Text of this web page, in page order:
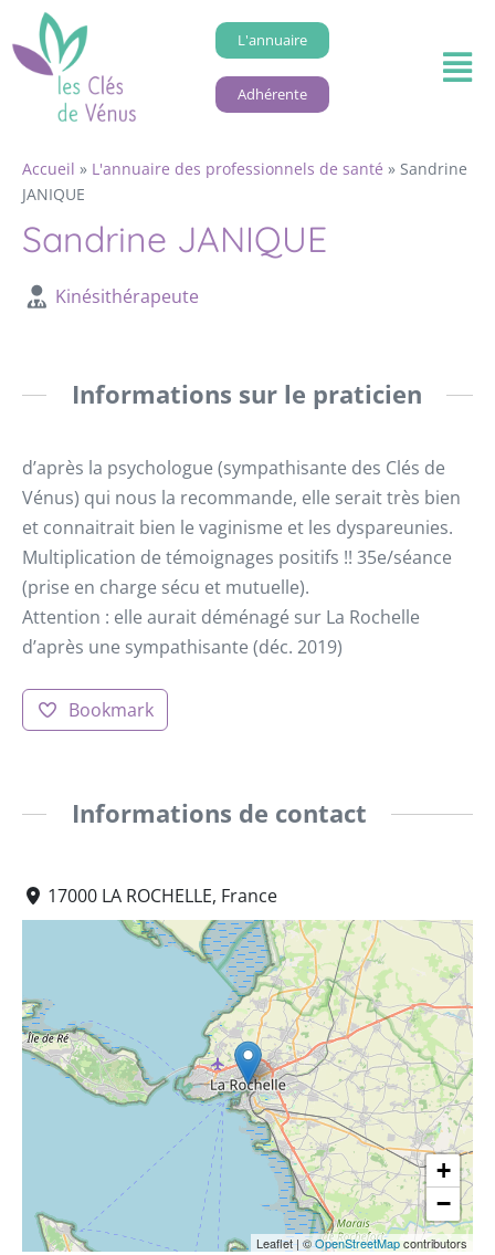
L'annuaire
Adhérente
Accueil » L'annuaire des professionnels de santé » Sandrine
JANIQUE
Sandrine JANIQUE
Kinésithérapeute
Informations sur le praticien
d’après la psychologue (sympathisante des Clés de
Vénus) qui nous la recommande, elle serait très bien
et connaitrait bien le vaginisme et les dyspareunies.
Multiplication de témoignages positifs !! 35e/séance
(prise en charge sécu et mutuelle).
Attention : elle aurait déménagé sur La Rochelle
d’après une sympathisante (déc. 2019)
Bookmark
Informations de contact
17000 LA ROCHELLE, France
+
−
Leaflet|©OpenStreetMapcontributors